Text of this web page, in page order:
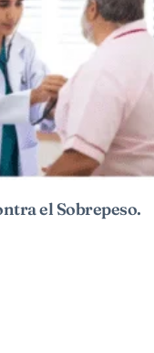
el Sobrepeso.